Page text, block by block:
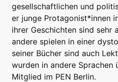
gesellschaftlichen und
er junge Protagonist*innen
ihrer Geschichten sind sehr
andere spielen in einer
seiner Bücher sind auch
wurden in andere
Mitglied im PEN Berlin.